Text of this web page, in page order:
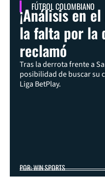
FÚTBOL COLOMBIANO
¡Análisis en
la falta por la
reclamó
Tras la derrota frente a
posibilidad de buscar su
Liga BetPlay.
POR: WIN SPORTS